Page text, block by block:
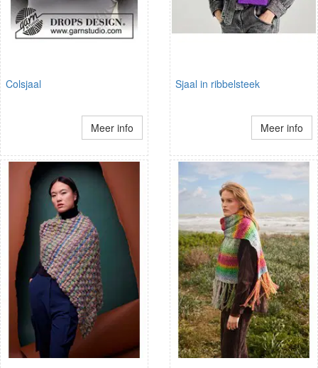
Colsjaal
Meer info
Sjaal in ribbelsteek
Meer info